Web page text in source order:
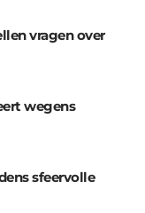
vragen over
wegens
sfeervolle